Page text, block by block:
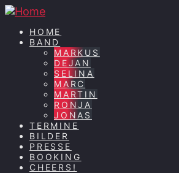
HOME
BAND
MARKUS
DEJAN
SELINA
MARC
MARTIN
RONJA
JONAS
TERMINE
BILDER
PRESSE
BOOKING
CHEERS!